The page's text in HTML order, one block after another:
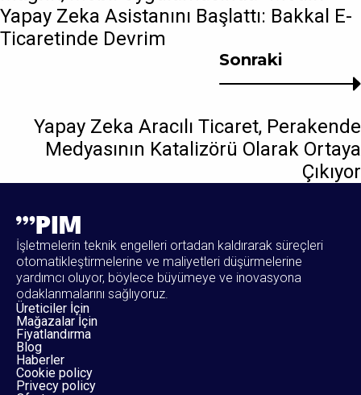
Sonraki
Yapay Zeka Aracılı Ticaret, Perakende
Medyasının Katalizörü Olarak Ortaya
Çıkıyor
Yapay Zeka Asistanını Başlattı: Bakkal E-
Ticaretinde Devrim
İşletmelerin teknik engelleri ortadan kaldırarak süreçleri
otomatikleştirmelerine ve maliyetleri düşürmelerine
yardımcı oluyor, böylece büyümeye ve inovasyona
odaklanmalarını sağlıyoruz.
Üreticiler İçin
Mağazalar İçin
Fiyatlandırma
Blog
Haberler
Cookie policy
Privecy policy